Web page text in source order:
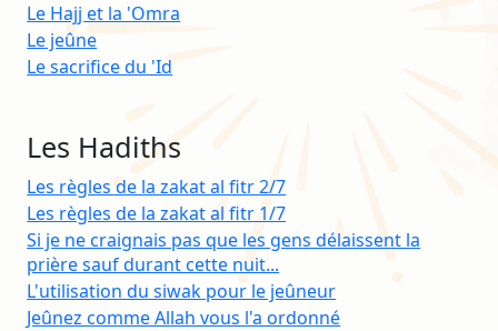
Le Hajj et la 'Omra
Le jeûne
Le sacrifice du 'Id
Les Hadiths
Les règles de la zakat al fitr 2/7
Les règles de la zakat al fitr 1/7
Si je ne craignais pas que les gens délaissent la
prière sauf durant cette nuit...
L'utilisation du siwak pour le jeûneur
Jeûnez comme Allah vous l'a ordonné